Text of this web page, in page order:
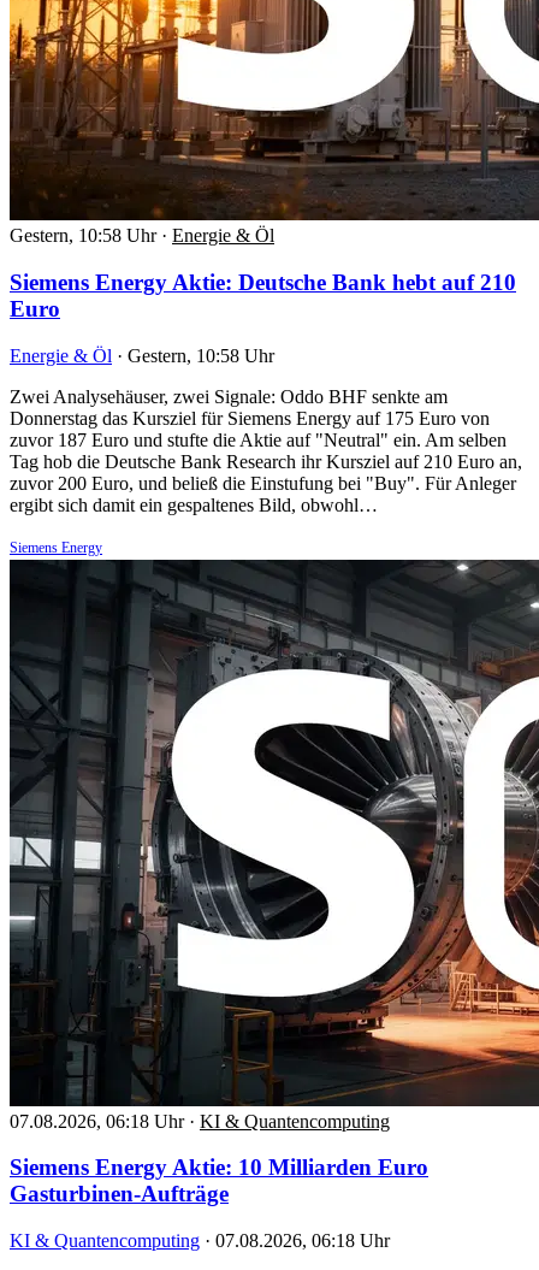
Gestern, 10:58 Uhr · Energie & Öl
Siemens Energy Aktie: Deutsche Bank hebt auf 210
Euro
Energie & Öl · Gestern, 10:58 Uhr
Zwei Analysehäuser, zwei Signale: Oddo BHF senkte am
Donnerstag das Kursziel für Siemens Energy auf 175 Euro von
zuvor 187 Euro und stufte die Aktie auf "Neutral" ein. Am selben
Tag hob die Deutsche Bank Research ihr Kursziel auf 210 Euro an,
zuvor 200 Euro, und beließ die Einstufung bei "Buy". Für Anleger
ergibt sich damit ein gespaltenes Bild, obwohl…
Siemens Energy
07.08.2026, 06:18 Uhr · KI & Quantencomputing
Siemens Energy Aktie: 10 Milliarden Euro
Gasturbinen-Aufträge
KI & Quantencomputing · 07.08.2026, 06:18 Uhr